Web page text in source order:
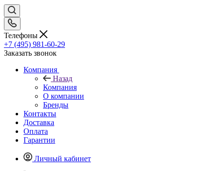
Телефоны
+7 (495) 981-60-29
Заказать звонок
Компания
Назад
Компания
О компании
Бренды
Контакты
Доставка
Оплата
Гарантии
Личный кабинет